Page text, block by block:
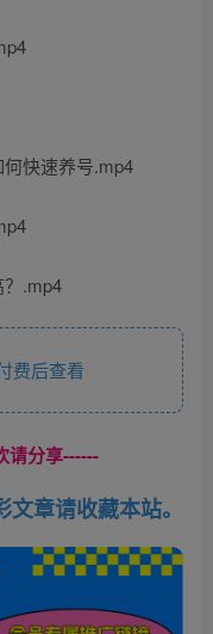
快速养号.mp4
.mp4
费后查看
请分享------
章请收藏本站。